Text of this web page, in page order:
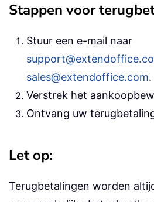
Stappen voor
Stuur een e-mail naar
sales@extendoffice.com.
Verstrek het
Ontvang uw
Let op:
Terugbetalingen worden